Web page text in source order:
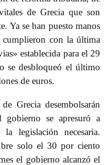
de Grecia que son
Ya se han puesto manos
con la última
establecida para el 29
se desbloqueó el último
de euros.
Grecia desembolsarán
se apresuró a
legislación necesaria.
solo el 30 por ciento
el gobierno alcanzó el